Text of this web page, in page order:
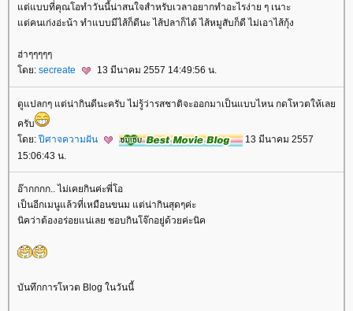
ต่แบบที่คุณโอทำวันนี้น่าสนใจสำหรับเวลาอยากทำอะไรง่าย ๆ เนาะ
ต่คนเก่งอ่ะน้า ทำแบบมีไส้ก็ดีนะ ไส้ปลาก็ได้ ไส้หมูสับก็ดี ไม่เอาไส้กุ้ง
ฮ่าๆๆๆๆๆ
ดย: secreate 13 มีนาคม 2557 14:49:56 น.
ดูแปลกๆ แต่น่ากินดีนะครับ ไม่รู้ว่ารสชาติจะออกมาเป็นแบบไหน กดโหวตให้เล
ครับ
ดย:ปีศาจความฝัน
13 มีนาคม 2557
15:06:43 น.
อ๊ากกกก.. ไม่เคยกินค่ะพี่โอ
เป็นอีกเมนูแล้วที่เหมือนขนม แต่น่ากินสุดๆค่ะ
นิคว่าต้องอร่อยแน่เลย ชอบกินโจ๊กอยู่ด้วยค่ะนิค
บันทึกการโหวต Blog ในวันนี้